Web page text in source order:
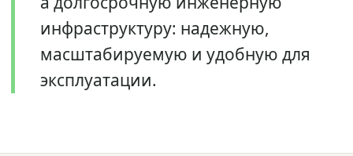
инфраструктуру: надежную,
масштабируемую и удобную для
эксплуатации.